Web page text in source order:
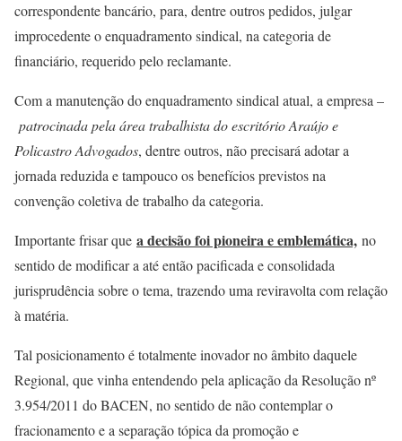
correspondente bancário, para, dentre outros pedidos, julgar
improcedente o enquadramento sindical, na categoria de
financiário, requerido pelo reclamante.
Com a manutenção do enquadramento sindical atual, a empresa –
patrocinada pela área trabalhista do escritório Araújo e
Policastro Advogados, dentre outros, não precisará adotar a
jornada reduzida e tampouco os benefícios previstos na
convenção coletiva de trabalho da categoria.
Importante frisar que a decisão foi pioneira e emblemática, no
sentido de modificar a até então pacificada e consolidada
jurisprudência sobre o tema, trazendo uma reviravolta com relação
à matéria.
Tal posicionamento é totalmente inovador no âmbito daquele
Regional, que vinha entendendo pela aplicação da Resolução nº
3.954/2011 do BACEN, no sentido de não contemplar o
fracionamento e a separação tópica da promoção e